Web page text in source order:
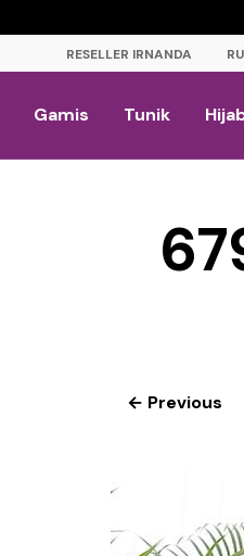
RESELLER IRNANDA
Gamis Tunik
← Previous